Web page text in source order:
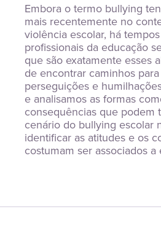
Embora o termo bullying
mais recentemente no
violência escolar, há
profissionais da educação
que são exatamente esses
de encontrar caminhos
perseguições e
e analisamos as formas
consequências que podem
cenário do bullying escolar
identificar as atitudes e os
costumam ser associados